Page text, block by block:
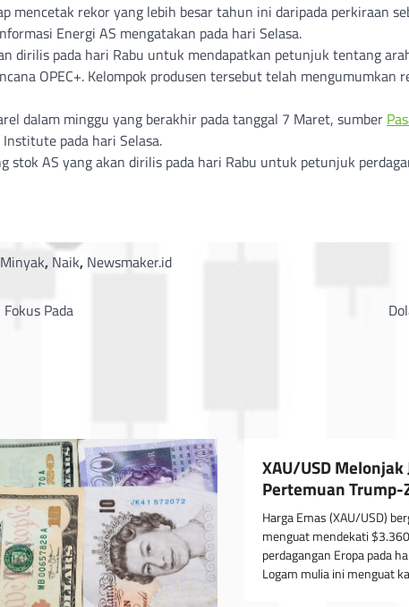
mencetak rekor yang lebih besar tahun ini daripada perkiraan
Energi AS mengatakan pada hari Selasa.
dirilis pada hari Rabu untuk mendapatkan petunjuk tentang
OPEC+. Kelompok produsen tersebut telah mengumumkan
dalam minggu yang berakhir pada tanggal 7 Maret, sumber
pada hari Selasa.
stok AS yang akan dirilis pada hari Rabu untuk petunjuk
Minyak, Naik, Newsmaker.id
Pada
XAU/USD Melonjak
Pertemuan
Harga Emas (XAU/USD)
menguat mendekati
perdagangan Eropa pada
Logam mulia ini menguat